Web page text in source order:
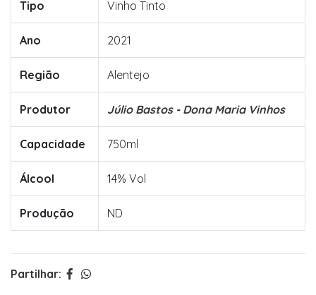
Tipo Vinho Tinto
Ano 2021
Região Alentejo
Produtor Júlio Bastos - Dona Maria Vinhos
Capacidade 750ml
Álcool 14% Vol
Produção ND
Partilhar: